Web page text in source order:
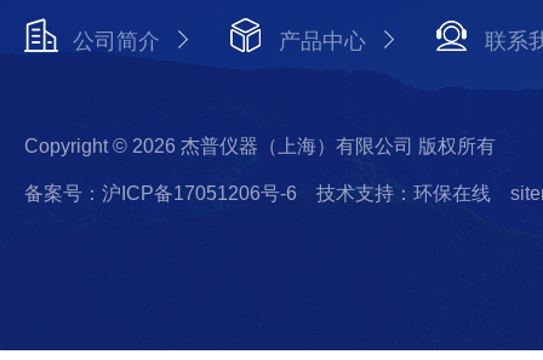
公司简介 产品中心 联系
Copyright © 2026 杰普仪器（上海）有限公司 版权所有
备案号：沪ICP备17051206号-6 技术支持：环保在线